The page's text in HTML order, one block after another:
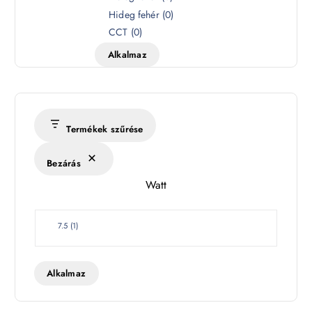
é
s
k
Hideg fehér (0)
CCT (0)
Alkalmaz
Termékek szűrése
Bezárás
Watt
W
t
7.5 (1)
Alkalmaz